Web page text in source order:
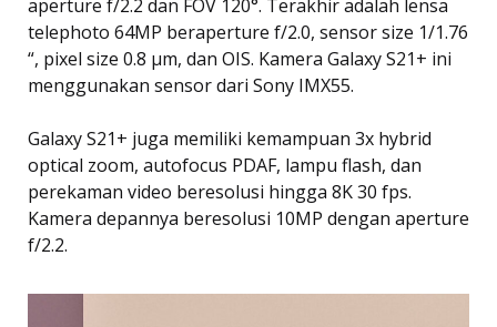
aperture f/2.2 dan FOV 120°. Terakhir adalah lensa
telephoto 64MP beraperture f/2.0, sensor size 1/1.76
“, pixel size 0.8 µm, dan OIS. Kamera Galaxy S21+ ini
menggunakan sensor dari Sony IMX55.
Galaxy S21+ juga memiliki kemampuan 3x hybrid
optical zoom, autofocus PDAF, lampu flash, dan
perekaman video beresolusi hingga 8K 30 fps.
Kamera depannya beresolusi 10MP dengan aperture
f/2.2.